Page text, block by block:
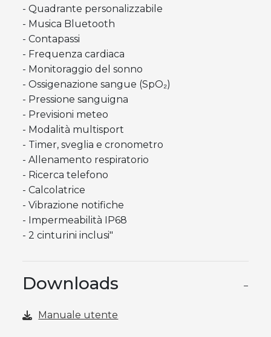
- Quadrante personalizzabile
- Musica Bluetooth
- Contapassi
- Frequenza cardiaca
- Monitoraggio del sonno
- Ossigenazione sangue (SpO₂)
- Pressione sanguigna
- Previsioni meteo
- Modalità multisport
- Timer, sveglia e cronometro
- Allenamento respiratorio
- Ricerca telefono
- Calcolatrice
- Vibrazione notifiche
- Impermeabilità IP68
- 2 cinturini inclusi"
Downloads −
Manuale utente